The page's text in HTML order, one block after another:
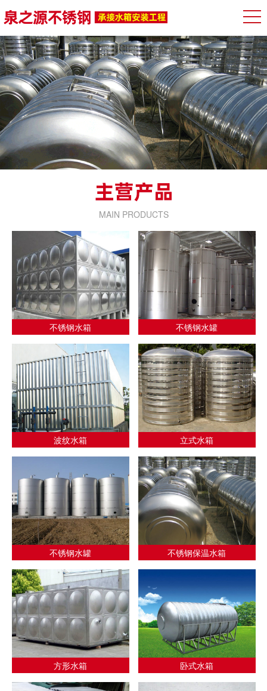
MAIN PRODUCTS
不锈钢水箱 不锈钢水罐
波纹水箱 立式水箱
不锈钢水罐 不锈钢保温水箱
方形水箱 卧式水箱